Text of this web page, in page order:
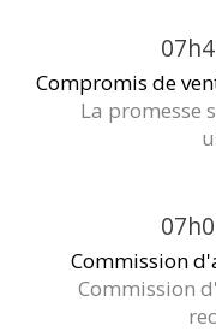
Compromis de
La promesse
Commission
Commission